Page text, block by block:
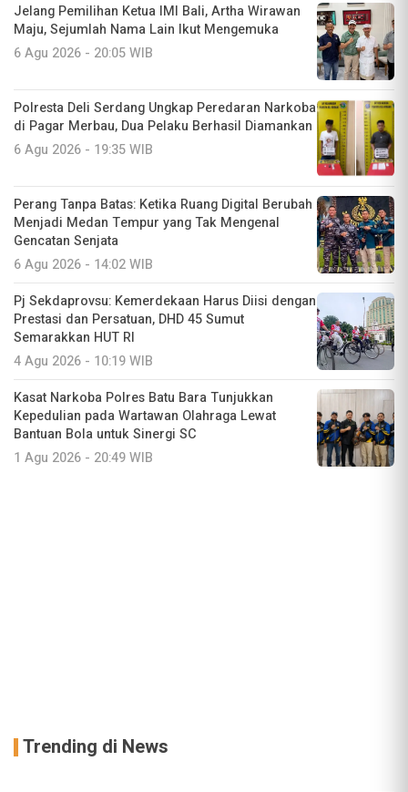
Jelang Pemilihan Ketua IMI Bali, Artha Wirawan
Maju, Sejumlah Nama Lain Ikut Mengemuka
6 Agu 2026 - 20:05 WIB
Polresta Deli Serdang Ungkap Peredaran Narkoba
di Pagar Merbau, Dua Pelaku Berhasil Diamankan
6 Agu 2026 - 19:35 WIB
Perang Tanpa Batas: Ketika Ruang Digital Berubah
Menjadi Medan Tempur yang Tak Mengenal
Gencatan Senjata
6 Agu 2026 - 14:02 WIB
Pj Sekdaprovsu: Kemerdekaan Harus Diisi dengan
Prestasi dan Persatuan, DHD 45 Sumut
Semarakkan HUT RI
4 Agu 2026 - 10:19 WIB
Kasat Narkoba Polres Batu Bara Tunjukkan
Kepedulian pada Wartawan Olahraga Lewat
Bantuan Bola untuk Sinergi SC
1 Agu 2026 - 20:49 WIB
Trending di News